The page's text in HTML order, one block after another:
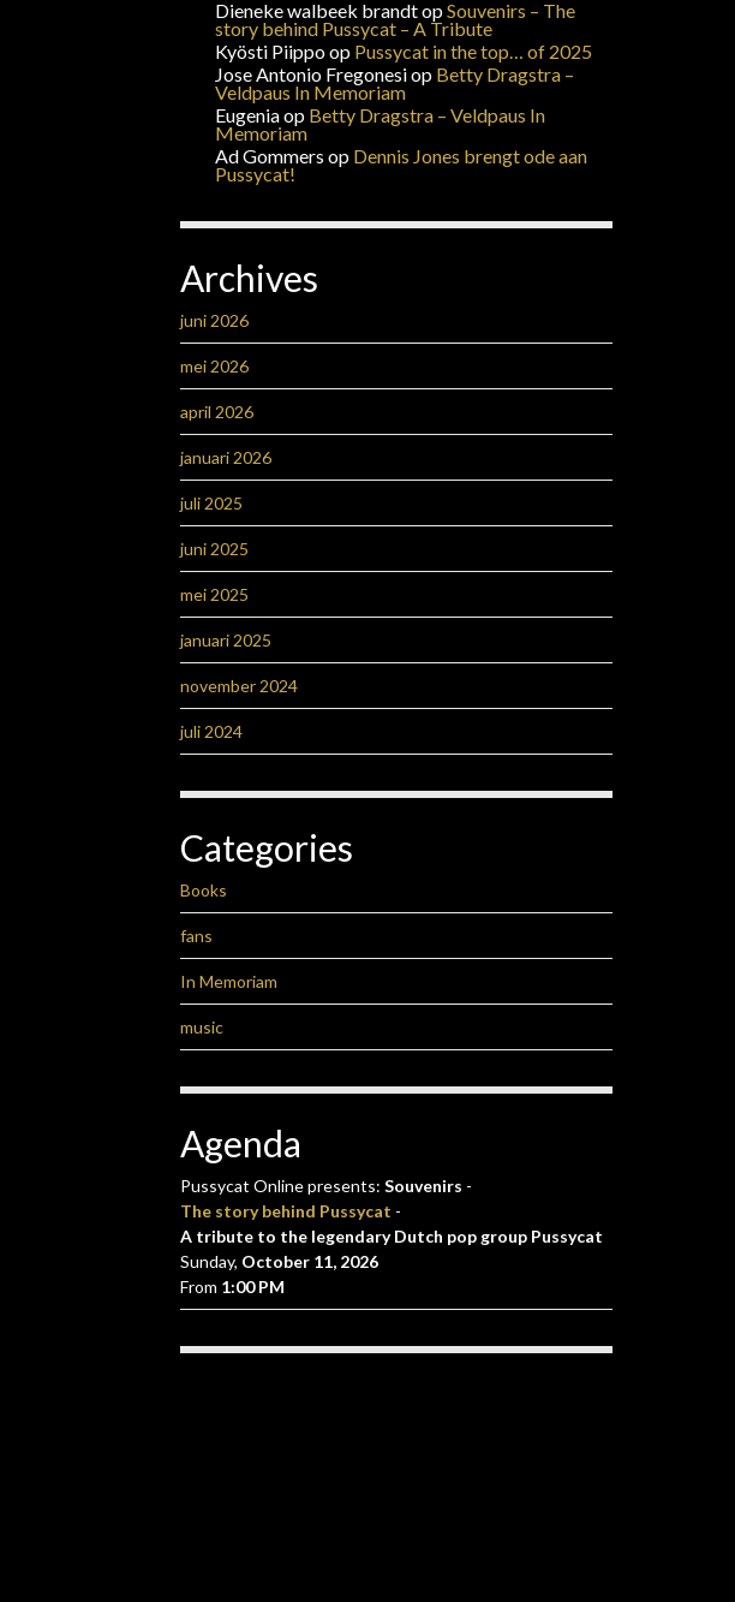
Dieneke walbeek brandtopSouvenirs – The
story behind Pussycat – A Tribute
Kyösti Piippoop Pussycat in the top… of 2025
Jose Antonio Fregonesiop Betty Dragstra –
Veldpaus In Memoriam
Eugeniaop Betty Dragstra – Veldpaus In
Memoriam
Ad Gommers op Dennis Jones brengt ode aan
Pussycat!
Archives
juni 2026
mei 2026
april 2026
januari 2026
juli 2025
juni 2025
mei 2025
januari 2025
november 2024
juli 2024
Categories
Books
fans
In Memoriam
music
Agenda
Pussycat Online presents: Souvenirs -
The story behind Pussycat -
A tribute to the legendary Dutch pop group Pussycat
Sunday, October 11, 2026
From 1:00 PM